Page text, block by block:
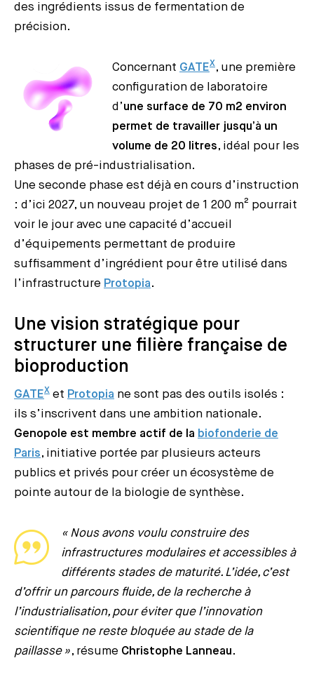
des ingrédients issus de fermentation de
précision.
Concernant GATEX, une première
configuration de laboratoire
d’une surface de 70 m2 environ
permet de travailler jusqu’à un
volume de 20 litres, idéal pour les
phases de pré-industrialisation.
Une seconde phase est déjà en cours d’instruction
: d’ici 2027, un nouveau projet de 1 200 m² pourrait
voir le jour avec une capacité d’accueil
d’équipements permettant de produire
suffisamment d’ingrédient pour être utilisé dans
l’infrastructure Protopia.
Une vision stratégique pour
structurer une filière française de
bioproduction
GATEX et Protopia ne sont pas des outils isolés :
ils s’inscrivent dans une ambition nationale.
Genopole est membre actif de la biofonderie de
Paris, initiative portée par plusieurs acteurs
publics et privés pour créer un écosystème de
pointe autour de la biologie de synthèse.
« Nous avons voulu construire des
infrastructures modulaires et accessibles à
différents stades de maturité. L’idée, c’est
d’offrir un parcours fluide, de la recherche à
l’industrialisation, pour éviter que l’innovation
scientifique ne reste bloquée au stade de la
paillasse », résume Christophe Lanneau.